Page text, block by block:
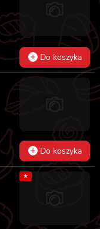
Do koszyka
Do koszyka
★